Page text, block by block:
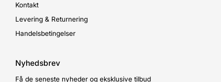
Kontakt
Levering & Returnering
Handelsbetingelser
Nyhedsbrev
Få de seneste nyheder og eksklusive tilbud